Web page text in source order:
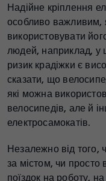
Надійне кріплення
особливо важливим,
використовувати
людей, наприклад, у
ризик крадіжки є
сказати, що
які можна
велосипедів, але й
електросамокатів.
Незалежно від того,
за містом, чи просто
поїздок на роботу, на